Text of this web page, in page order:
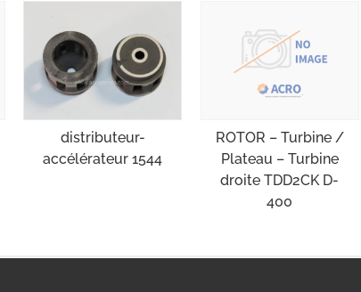
distributeur-
accélérateur 1544
ROTOR – Turbine /
Plateau – Turbine
droite TDD2CK D-
400